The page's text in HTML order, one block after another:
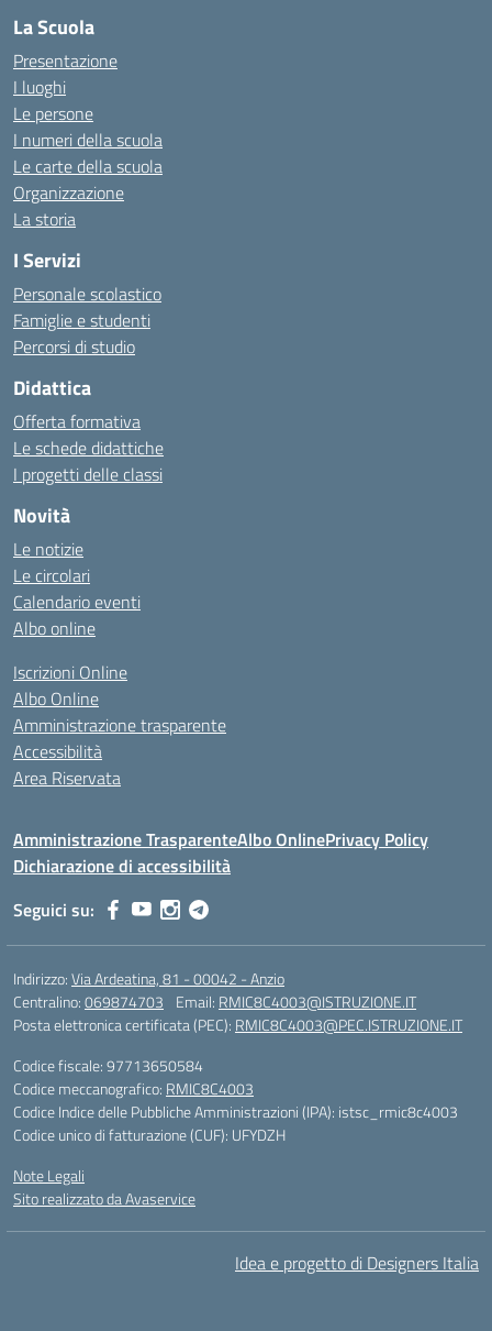
La Scuola
Presentazione
I luoghi
Le persone
I numeri della scuola
Le carte della scuola
Organizzazione
La storia
I Servizi
Personale scolastico
Famiglie e studenti
Percorsi di studio
Didattica
Offerta formativa
Le schede didattiche
I progetti delle classi
Novità
Le notizie
Le circolari
Calendario eventi
Albo online
Iscrizioni Online
Albo Online
Amministrazione trasparente
Accessibilità
Area Riservata
Amministrazione TrasparenteAlbo OnlinePrivacy Policy
Dichiarazione di accessibilità
Seguici su:
Indirizzo:Via Ardeatina, 81 - 00042 - Anzio
Centralino:069874703 Email: RMIC8C4003@ISTRUZIONE.IT
Posta elettronica certificata (PEC): RMIC8C4003@PEC.ISTRUZIONE.IT
Codice fiscale: 97713650584
Codice meccanografico: RMIC8C4003
Codice Indice delle Pubbliche Amministrazioni (IPA): istsc_rmic8c4003
Codice unico di fatturazione (CUF): UFYDZH
Note Legali
Sito realizzato da Avaservice
Idea e progetto di Designers Italia